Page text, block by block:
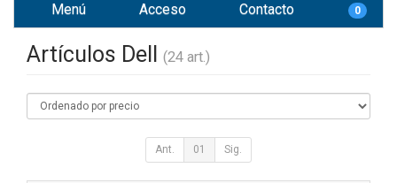
Menú Acceso Contacto 0
Artículos Dell (24 art.)
Ant. 01 Sig.